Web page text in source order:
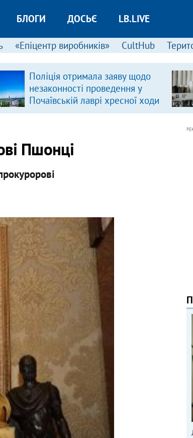
БЛОГИ ДОСЬЄ LB.LIVE
«Епіцентр виробників» CultHub
Американська асоціація серця
пояснила, скільки чашок кави
безпечно пити щодня
Пшонці